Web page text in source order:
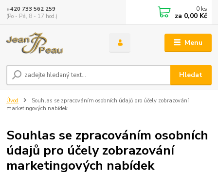
Menu
Hledat
+420 733 562 259
(Po - Pá, 8 - 17 hod.)
0 ks
za 0,00 Kč
Úvod
Souhlas se zpracováním osobních údajů pro účely zobrazování
marketingových nabídek
Souhlas se zpracováním osobních
údajů pro účely zobrazování
marketingových nabídek